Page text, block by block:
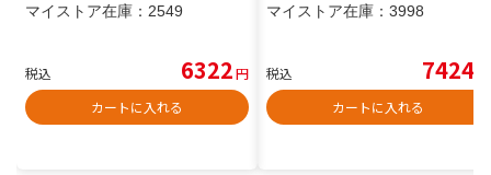
マイストア在庫： 2549
税込 6322円
カートに入れる
マイストア在庫： 3998
税込 7424
カートに入れる